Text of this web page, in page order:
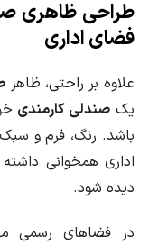
طراحی ظاهری
فضای اداری
علاوه بر راحتی، ظاهر
یک صندلی کارمندی
باشد. رنگ، فرم و
اداری همخوانی
دیده شود.
در فضاهای رسمی